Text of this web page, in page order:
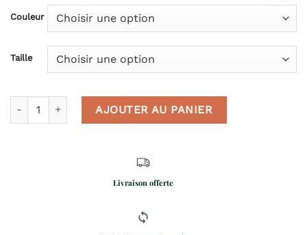
Couleur
Taille
quantité de Parure De Lit Bleu Nuit
AJOUTER AU PANIER
Livraison offerte